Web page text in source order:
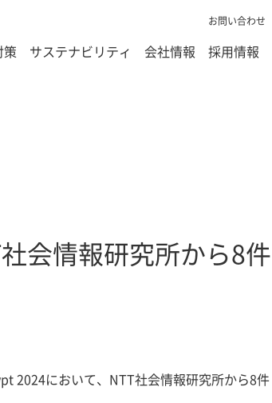
お問い合わせ
策 サステナビリティ 会社情報 採用情報
会情報研究所から8件
2024において、NTT社会情報研究所から8件